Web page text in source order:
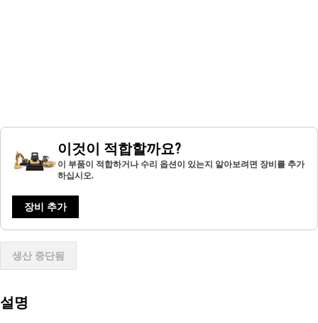
이것이 적합할까요?
이 부품이 적합하거나 수리 옵션이 있는지 알아보려면 장비를 추가
하십시오.
장비 추가
생산 중단됨
설명